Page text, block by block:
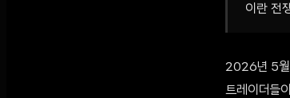
이란 전
2026년 5월
트레이더들